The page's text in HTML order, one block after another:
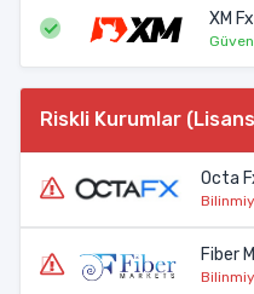
XM
Riskli Kurumlar
Octa
Fiber